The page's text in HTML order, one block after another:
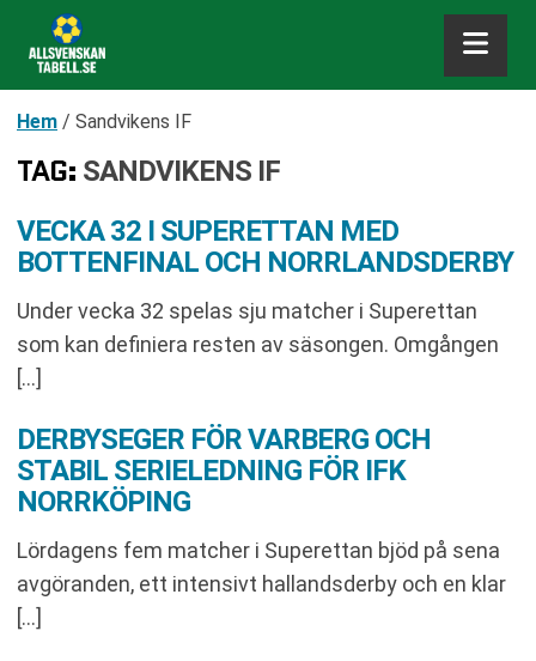
Hem / Sandvikens IF
TAG: SANDVIKENS IF
VECKA 32 I SUPERETTAN MED
BOTTENFINAL OCH NORRLANDSDERBY
Under vecka 32 spelas sju matcher i Superettan
som kan definiera resten av säsongen. Omgången
[…]
DERBYSEGER FÖR VARBERG OCH
STABIL SERIELEDNING FÖR IFK
NORRKÖPING
Lördagens fem matcher i Superettan bjöd på sena
avgöranden, ett intensivt hallandsderby och en klar
[…]